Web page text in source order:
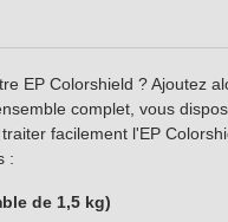
EP Colorshield ? Ajoutez
complet, vous
facilement l'EP
:
de 1,5 kg)